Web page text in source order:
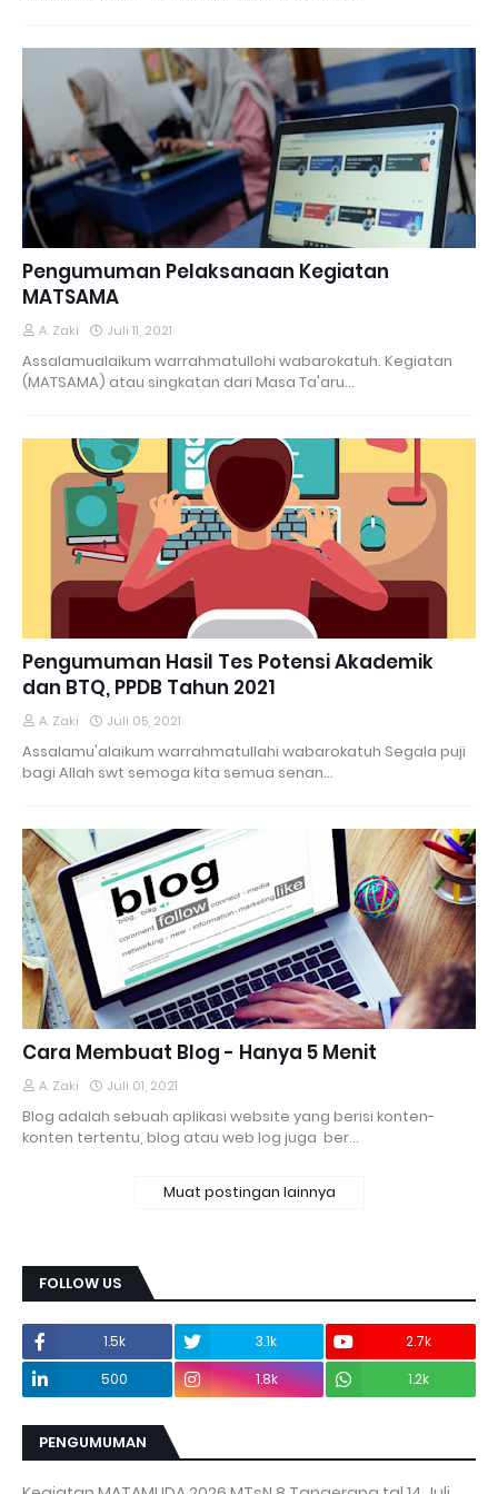
Pengumuman Pelaksanaan Kegiatan
MATSAMA
A. Zaki Juli 11, 2021
Assalamualaikum warrahmatullohi wabarokatuh. Kegiatan
(MATSAMA) atau singkatan dari Masa Ta'aru…
Pengumuman Hasil Tes Potensi Akademik
dan BTQ, PPDB Tahun 2021
A. Zaki Juli 05, 2021
Assalamu'alaikum warrahmatullahi wabarokatuh Segala puji
bagi Allah swt semoga kita semua senan…
Cara Membuat Blog - Hanya 5 Menit
A. Zaki Juli 01, 2021
Blog adalah sebuah aplikasi website yang berisi konten-
konten tertentu, blog atau web log juga ber…
Muat postingan lainnya
FOLLOW US
1.5k 3.1k
2.7k
500
1.8k 1.2k
PENGUMUMAN